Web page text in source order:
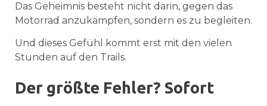
Das Geheimnis besteht nicht darin, gegen das
Motorrad anzukämpfen, sondern es zu begleiten.
Und dieses Gefühl kommt erst mit den vielen
Stunden auf den Trails.
Der größte Fehler? Sofort